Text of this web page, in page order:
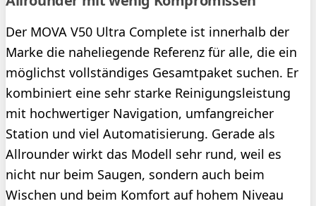
Der MOVA V50 Ultra Complete ist innerhalb der
Marke die naheliegende Referenz für alle, die ein
möglichst vollständiges Gesamtpaket suchen. Er
kombiniert eine sehr starke Reinigungsleistung
mit hochwertiger Navigation, umfangreicher
Station und viel Automatisierung. Gerade als
Allrounder wirkt das Modell sehr rund, weil es
nicht nur beim Saugen, sondern auch beim
Wischen und beim Komfort auf hohem Niveau